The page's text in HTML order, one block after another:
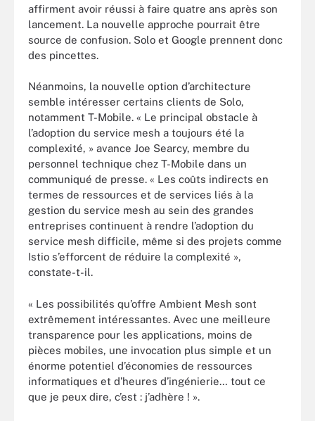
affirment avoir réussi à faire quatre ans après son
lancement. La nouvelle approche pourrait être
source de confusion. Solo et Google prennent donc
des pincettes.
Néanmoins, la nouvelle option d’architecture
semble intéresser certains clients de Solo,
notamment T-Mobile. « Le principal obstacle à
l’adoption du service mesh a toujours été la
complexité, » avance Joe Searcy, membre du
personnel technique chez T-Mobile dans un
communiqué de presse. « Les coûts indirects en
termes de ressources et de services liés à la
gestion du service mesh au sein des grandes
entreprises continuent à rendre l’adoption du
service mesh difficile, même si des projets comme
Istio s’efforcent de réduire la complexité »,
constate-t-il.
« Les possibilités qu’offre Ambient Mesh sont
extrêmement intéressantes. Avec une meilleure
transparence pour les applications, moins de
pièces mobiles, une invocation plus simple et un
énorme potentiel d’économies de ressources
informatiques et d’heures d’ingénierie… tout ce
que je peux dire, c’est : j’adhère ! ».